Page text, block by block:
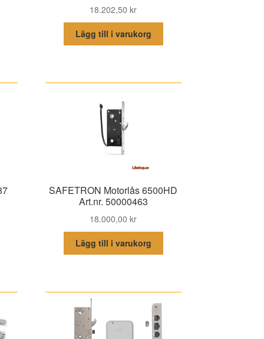
18.202,50kr
Lägg till i varukorg
SAFETRON Motorlås 6500HD
Art.nr. 50000463
18.000,00kr
Lägg till i varukorg